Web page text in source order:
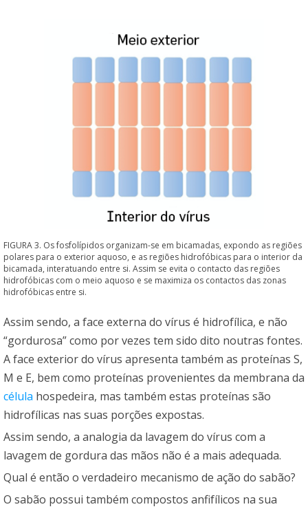
FIGURA 3. Os fosfolípidos organizam-se em bicamadas, expondo as regiões
polares para o exterior aquoso, e as regiões hidrofóbicas para o interior da
bicamada, interatuando entre si. Assim se evita o contacto das regiões
hidrofóbicas com o meio aquoso e se maximiza os contactos das zonas
hidrofóbicas entre si.
Assim sendo, a face externa do vírus é hidrofílica, e não
“gordurosa” como por vezes tem sido dito noutras fontes.
A face exterior do vírus apresenta também as proteínas S,
M e E, bem como proteínas provenientes da membrana da
célula hospedeira, mas também estas proteínas são
hidrofílicas nas suas porções expostas.
Assim sendo, a analogia da lavagem do vírus com a
lavagem de gordura das mãos não é a mais adequada.
Qual é então o verdadeiro mecanismo de ação do sabão?
O sabão possui também compostos anfifílicos na sua